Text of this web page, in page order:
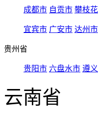
成都市 自贡市 攀枝
宜宾市 广安市 达州市
贵州省
贵阳市 六盘水市 遵
云南省